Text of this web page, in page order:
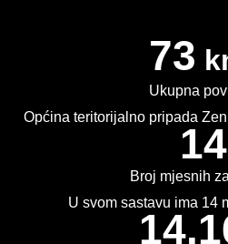
73
Ukupna
Općina teritorijalno pripada
14
Broj mjesnih
U svom sastavu ima 14
IZBORI 2020
IZBORI 2024